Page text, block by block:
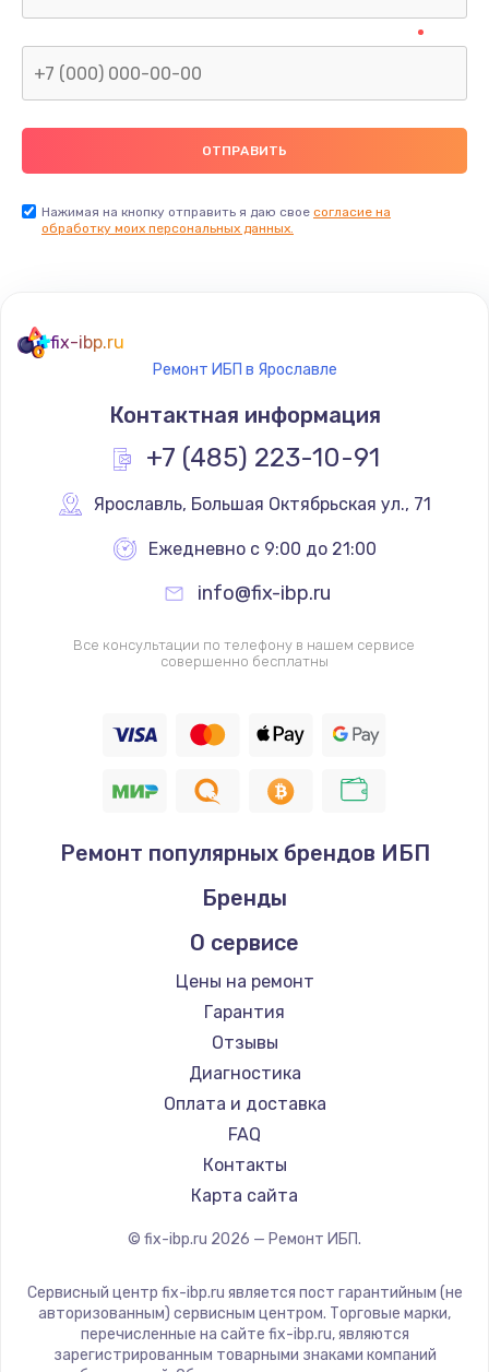
Нажимая на кнопку отправить я даю свое согласие на
обработку моих персональных данных.
fix-ibp.ru
Ремонт ИБП в Ярославле
Контактная информация
+7 (485) 223-10-91
Ярославль, Большая Октябрьская ул., 71
Ежедневно с 9:00 до 21:00
info@fix-ibp.ru
Все консультации по телефону в нашем сервисе
совершенно бесплатны
Ремонт популярных брендов ИБП
Бренды
О сервисе
Цены на ремонт
Гарантия
Отзывы
Диагностика
Оплата и доставка
FAQ
Контакты
Карта сайта
© fix-ibp.ru 2026 — Ремонт ИБП.
Сервисный центр fix-ibp.ru является пост гарантийным (не
авторизованным) сервисным центром. Торговые марки,
перечисленные на сайте fix-ibp.ru, являются
зарегистрированным товарными знаками компаний